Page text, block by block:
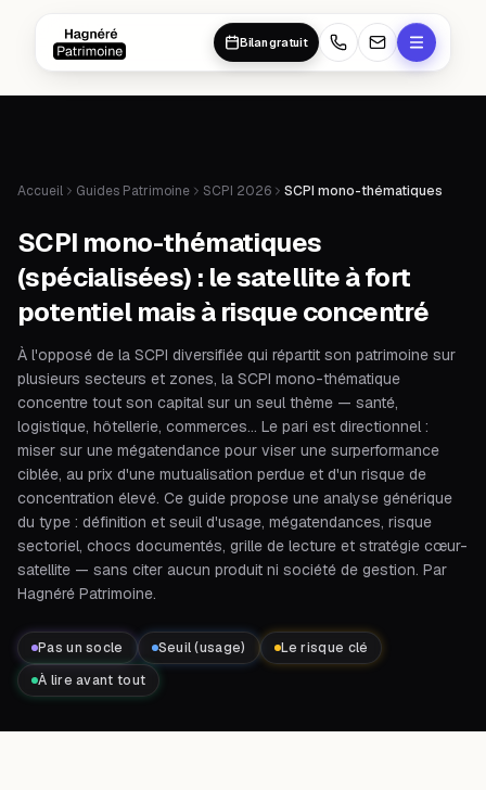
Bilan gratuit
Accueil Guides Patrimoine SCPI 2026 SCPI mono-thématiques
SCPI mono-thématiques
(spécialisées) : le satellite à fort
potentiel mais à risque concentré
À l'opposé de la SCPI diversifiée qui répartit son patrimoine sur
plusieurs secteurs et zones, la SCPI mono-thématique
concentre tout son capital sur un seul thème — santé,
logistique, hôtellerie, commerces… Le pari est directionnel :
miser sur une mégatendance pour viser une surperformance
ciblée, au prix d'une mutualisation perdue et d'un risque de
concentration élevé. Ce guide propose une analyse générique
du type : définition et seuil d'usage, mégatendances, risque
sectoriel, chocs documentés, grille de lecture et stratégie cœur-
satellite — sans citer aucun produit ni société de gestion. Par
Hagnéré Patrimoine.
Pas un socle Seuil (usage)
Le risque clé
À lire avant tout